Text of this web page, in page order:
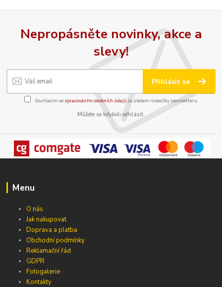
Nepropásněte novinky, akce a
slevy!
Přihlásit se
Souhlasím se zpracováním osobních údajůza účelem rozesílky newsletteru.
Můžete se kdykoli odhlásit.
Menu
O nás
Jak nakupovat
Doprava a platba
Obchodní podmínky
Reklamační řád
GDPR
Fotogalerie
Kontakty